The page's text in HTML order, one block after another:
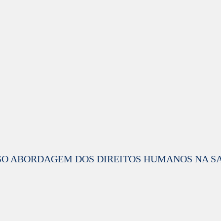
ABORDAGEM DOS DIREITOS HUMANOS NA